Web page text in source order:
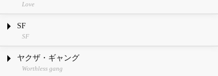
Love
SF
SF
ヤクザ・ギャング
Worthless gang